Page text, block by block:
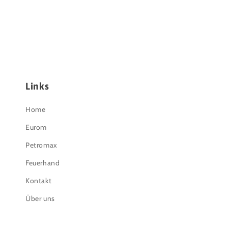
Links
Home
Eurom
Petromax
Feuerhand
Kontakt
Über uns